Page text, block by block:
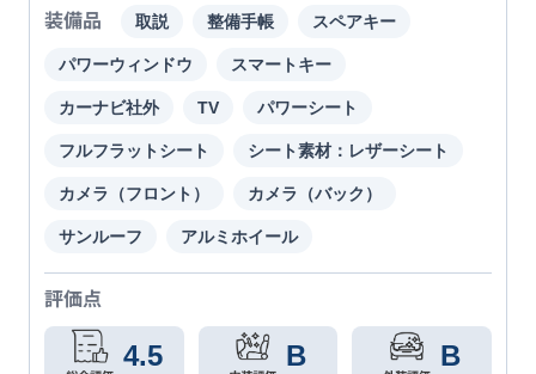
装備品 取説 整備手帳 スペアキー
パワーウィンドウ スマートキー
カーナビ社外 TV パワーシート
フルフラットシート シート素材：レザーシート
カメラ（フロント） カメラ（バック）
サンルーフ アルミホイール
評価点
4.5 B B